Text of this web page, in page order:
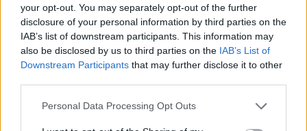
your opt-out. You may separately opt-out of the further
disclosure of your personal information by third parties on the
IAB’s list of downstream participants. This information may
also be disclosed by us to third parties on the IAB’s List of
Downstream Participants that may further disclose it to other
Personal Data Processing Opt Outs
Į Klaipėdą iš emigracijos
grįžusi Karina Kučinskienė
įvardijo didžiausią savo
norą
Jūros šventę anksčiau
puošęs Anatolijus
Klemencovas: gal jau
užtenka
Šiuo metu skaitomiausi